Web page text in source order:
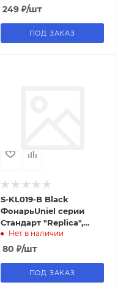
магнитом LT-W1C37H
249₽/шт
ПОД ЗАКАЗ
S-KL019-B Black
ФонарьUniel серии
Стандарт "Replica",
черный,пластиковый
корпус, 1LED чтение
Нет в наличии
80 ₽/шт
ПОД ЗАКАЗ